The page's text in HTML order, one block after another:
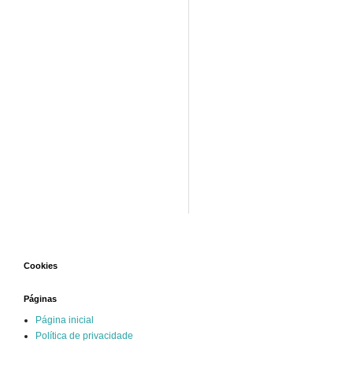
Cookies
Páginas
Página inicial
Política de privacidade